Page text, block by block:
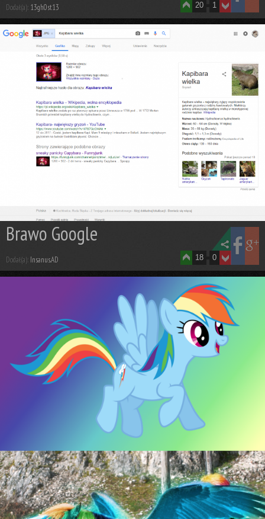
Dodał(a): 13gh0st13 20 1
Brawo Google
Dodał(a): Insanus.AD 18 0